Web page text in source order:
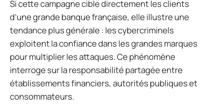
Si cette campagne cible directement les clients
d’une grande banque française, elle illustre une
tendance plus générale : les cybercriminels
exploitent la confiance dans les grandes marques
pour multiplier les attaques. Ce phénomène
interroge sur la responsabilité partagée entre
établissements financiers, autorités publiques et
consommateurs.